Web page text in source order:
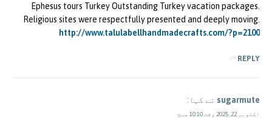
Ephesus tours Turkey Outstanding Turkey vacation packages.
Religious sites were respectfully presented and deeply moving.
http://www.talulabellhandmadecrafts.com/?p=2100
REPLY
sugarmute نے کہا:
اکتوبر 22, 2025 وقت 10:10 صبح